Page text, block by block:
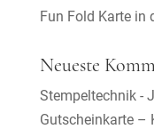
Fun Fold Karte in
Neueste
Stempeltechnik -
Gutscheinkarte –